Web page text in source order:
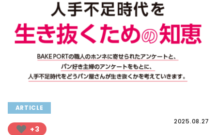
ARTICLE
+3
2025.08.27